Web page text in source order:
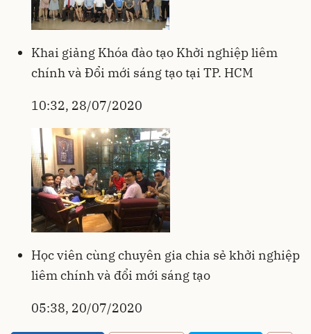
Khai giảng Khóa đào tạo Khởi nghiệp liêm
chính và Đổi mới sáng tạo tại TP. HCM
10:32, 28/07/2020
Học viên cùng chuyên gia chia sẻ khởi nghiệp
liêm chính và đổi mới sáng tạo
05:38, 20/07/2020